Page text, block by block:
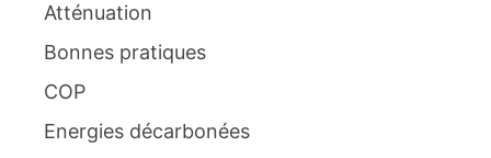
Atténuation
Bonnes pratiques
COP
Energies décarbonées